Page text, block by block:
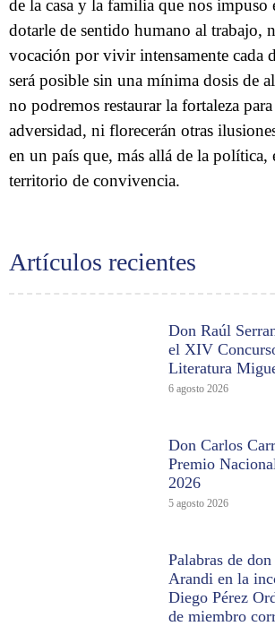
Artículos recientes
Don Raúl
el XIV
Literatura
6 agosto 2026
Don Carlos
Premio
2026
5 agosto 2026
Palabras de
Arandi en la
Diego Pérez
de miembro
de la casa y la familia que nos impuso
dotarle de sentido humano al trabajo,
vocación por vivir intensamente cada
será posible sin una mínima dosis de
no podremos restaurar la fortaleza
adversidad, ni florecerán otras
en un país que, más allá de la política,
territorio de convivencia.